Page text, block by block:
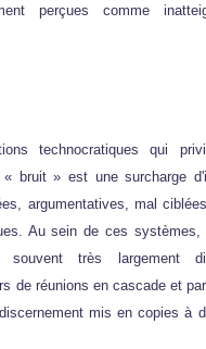
perçues comme
technocratiques qui
« bruit » est une surcharge
argumentatives, mal
Au sein de ces systèmes,
souvent très largement
de réunions en cascade et
mis en copies à